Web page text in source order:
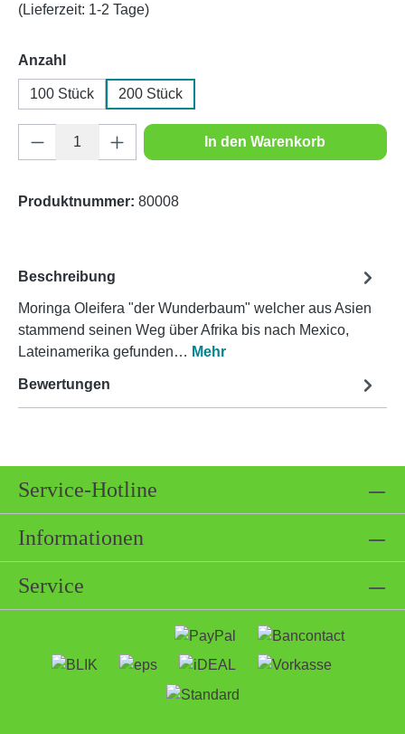
(Lieferzeit: 1-2 Tage)
Anzahl auswählen
100 Stück 200 Stück
Produkt Anzahl: Gib den gewünschten
In den Warenkorb
Produktnummer: 80008
Beschreibung
Moringa Oleifera "der Wunderbaum" welcher aus Asien
stammend seinen Weg über Afrika bis nach Mexico,
Lateinamerika gefunden… Mehr
Bewertungen
Service-Hotline
Informationen
Service